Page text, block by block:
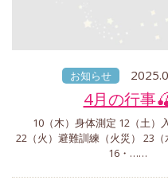
お知らせ
4月の行事
10（木）身体測定 12（土）
22（火）避難訓練（火災） 23（
16・……